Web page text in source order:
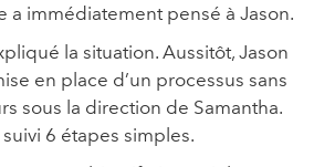
a immédiatement pensé à Jason.
la situation. Aussitôt, Jason
en place d’un processus sans
sous la direction de Samantha.
suivi 6 étapes simples.